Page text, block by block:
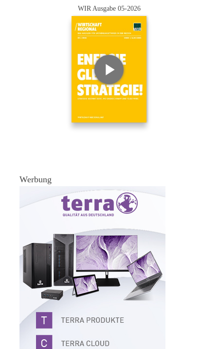
WIR Ausgabe 05-2026
Werbung